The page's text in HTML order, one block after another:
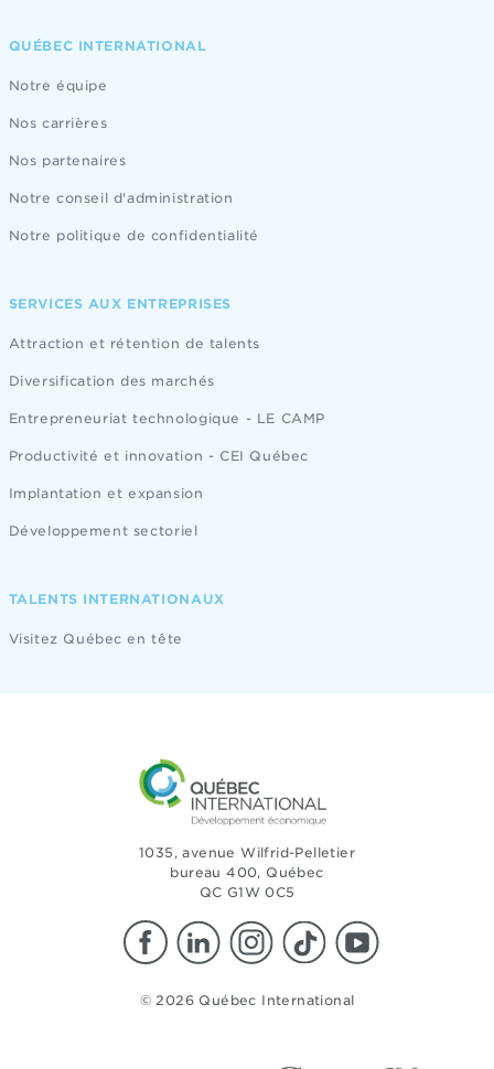
QUÉBEC INTERNATIONAL
Notre équipe
Nos carrières
Nos partenaires
Notre conseil d'administration
Notre politique de confidentialité
SERVICES AUX ENTREPRISES
Attraction et rétention de talents
Diversification des marchés
Entrepreneuriat technologique - LE CAMP
Productivité et innovation - CEI Québec
Implantation et expansion
Développement sectoriel
TALENTS INTERNATIONAUX
Visitez Québec en tête
1035, avenue Wilfrid-Pelletier
bureau 400, Québec
QC G1W 0C5
© 2026 Québec International